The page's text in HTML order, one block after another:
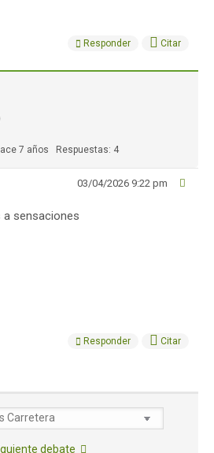
Responder Citar
7 años
Respuestas: 4
03/04/2026 9:22 pm
sensaciones
Responder Citar
debate